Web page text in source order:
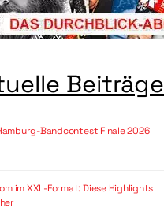
Beiträge
Bandcontest Finale 2026
im XXL-Format: Diese Highlights